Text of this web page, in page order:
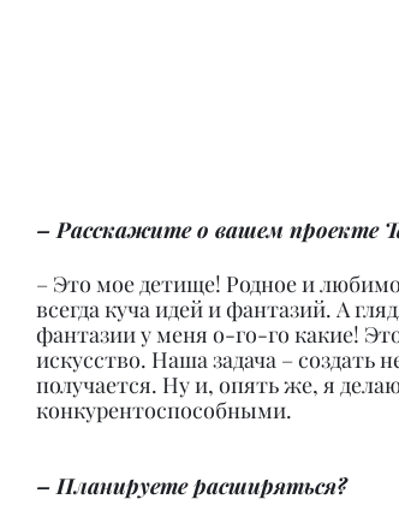
– Расскажите о вашем проекте
– Это мое детище! Родное и
всегда куча идей и фантазий. А
фантазии у меня о-го-го какие!
искусство. Наша задача – создать
получается. Ну и, опять же, я
конкурентоспособными.
– Планируете расширяться?